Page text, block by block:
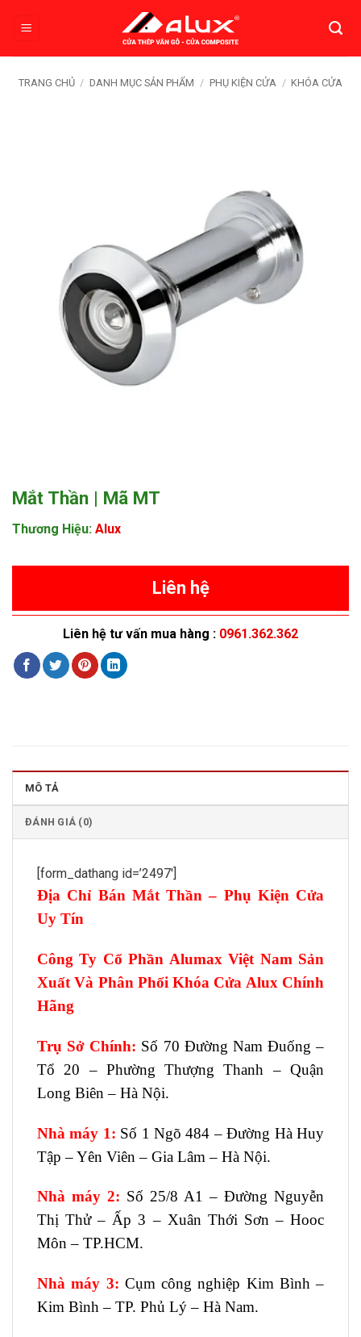
TRANG CHỦ / DANH MỤC SẢN PHẨM / PHỤ KIỆN CỬA / KHÓA CỬA
Mắt Thần | Mã MT
Thương Hiệu: Alux
Liên hệ
Liên hệ tư vấn mua hàng : 0961.362.362
MÔ TẢ
ĐÁNH GIÁ (0)
[form_dathang id=’2497′]
Địa Chỉ Bán Mắt Thần – Phụ Kiện Cửa
Uy Tín
Công Ty Cổ Phần Alumax Việt Nam Sản
Xuất Và Phân Phối Khóa Cửa Alux Chính
Hãng
Trụ Sở Chính: Số 70 Đường Nam Đuống –
Tổ 20 – Phường Thượng Thanh – Quận
Long Biên – Hà Nội.
Nhà máy 1: Số 1 Ngõ 484 – Đường Hà Huy
Tập – Yên Viên – Gia Lâm – Hà Nội.
Nhà máy 2: Số 25/8 A1 – Đường Nguyễn
Thị Thử – Ấp 3 – Xuân Thới Sơn – Hooc
Môn – TP.HCM.
Nhà máy 3: Cụm công nghiệp Kim Bình –
Kim Bình – TP. Phủ Lý – Hà Nam.